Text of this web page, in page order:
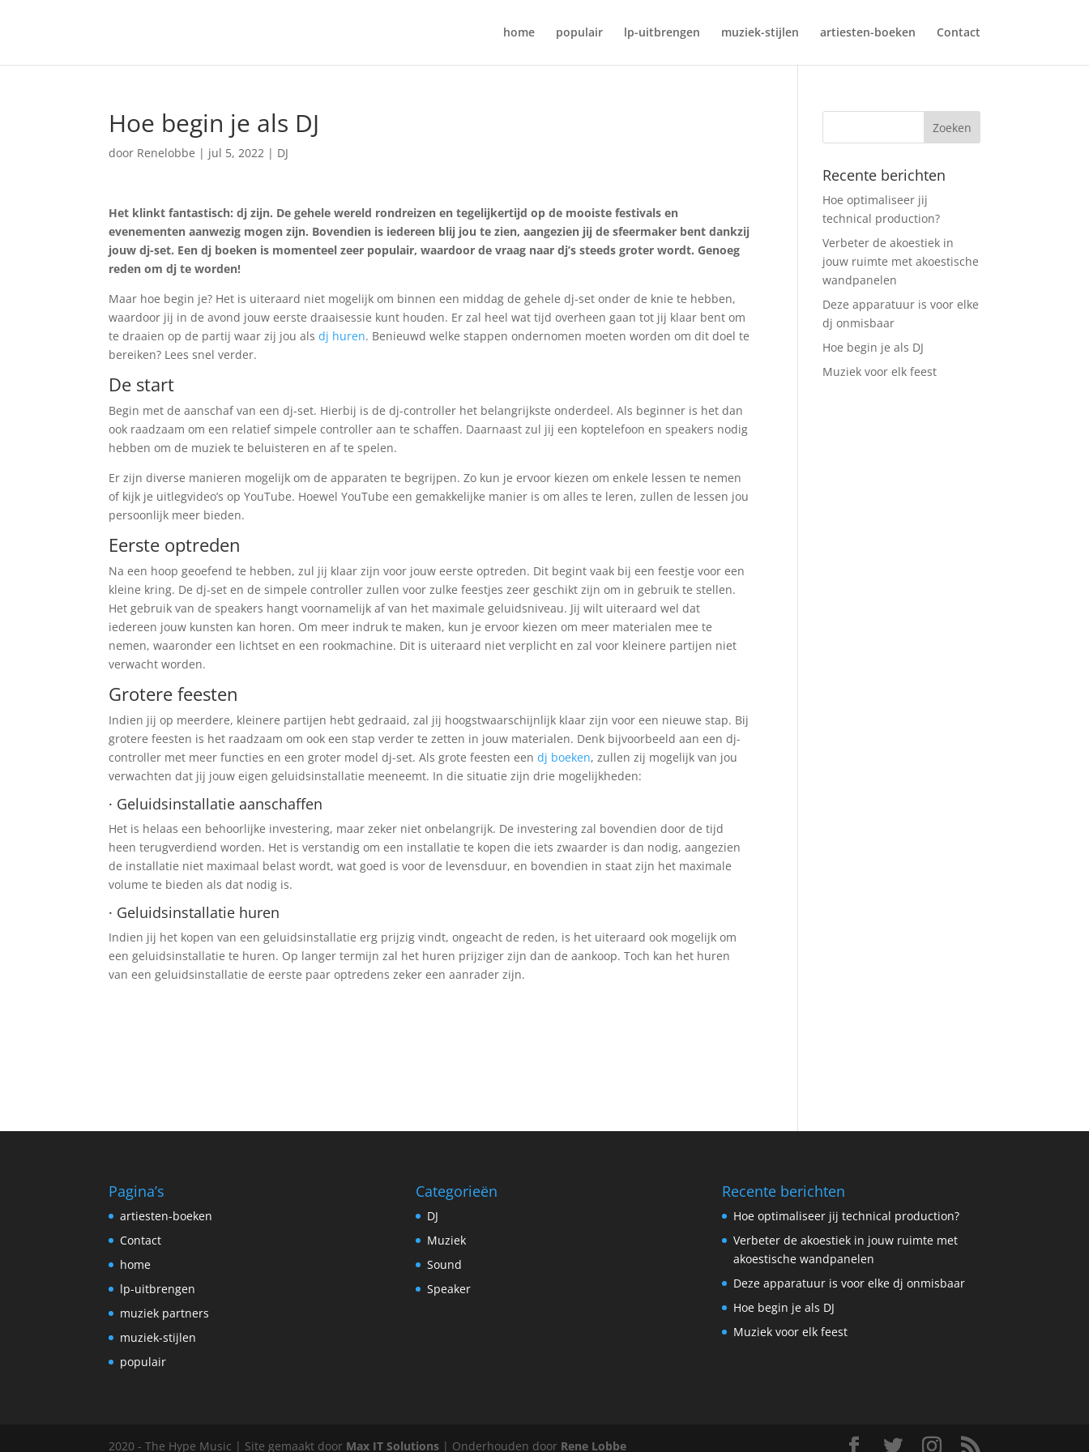
home populair lp-uitbrengen muziek-stijlen artiesten-boeken Contact
Hoe begin je als DJ
door Renelobbe | jul 5, 2022 | DJ
Het klinkt fantastisch: dj zijn. De gehele wereld rondreizen en tegelijkertijd op de mooiste festivals en
evenementen aanwezig mogen zijn. Bovendien is iedereen blij jou te zien, aangezien jij de sfeermaker bent dankzij
jouw dj-set. Een dj boeken is momenteel zeer populair, waardoor de vraag naar dj’s steeds groter wordt. Genoeg
reden om dj te worden!
Maar hoe begin je? Het is uiteraard niet mogelijk om binnen een middag de gehele dj-set onder de knie te hebben,
waardoor jij in de avond jouw eerste draaisessie kunt houden. Er zal heel wat tijd overheen gaan tot jij klaar bent om
te draaien op de partij waar zij jou alsdj huren. Benieuwd welke stappen ondernomen moeten worden om dit doel te
bereiken? Lees snel verder.
De start
Begin met de aanschaf van een dj-set. Hierbij is de dj-controller het belangrijkste onderdeel. Als beginner is het dan
ook raadzaam om een relatief simpele controller aan te schaffen. Daarnaast zul jij een koptelefoon en speakers nodig
hebben om de muziek te beluisteren en af te spelen.
Er zijn diverse manieren mogelijk om de apparaten te begrijpen. Zo kun je ervoor kiezen om enkele lessen te nemen
of kijk je uitlegvideo’s op YouTube. Hoewel YouTube een gemakkelijke manier is om alles te leren, zullen de lessen jou
persoonlijk meer bieden.
Eerste optreden
Na een hoop geoefend te hebben, zul jij klaar zijn voor jouw eerste optreden. Dit begint vaak bij een feestje voor een
kleine kring. De dj-set en de simpele controller zullen voor zulke feestjes zeer geschikt zijn om in gebruik te stellen.
Het gebruik van de speakers hangt voornamelijk af van het maximale geluidsniveau. Jij wilt uiteraard wel dat
iedereen jouw kunsten kan horen. Om meer indruk te maken, kun je ervoor kiezen om meer materialen mee te
nemen, waaronder een lichtset en een rookmachine. Dit is uiteraard niet verplicht en zal voor kleinere partijen niet
verwacht worden.
Grotere feesten
Indien jij op meerdere, kleinere partijen hebt gedraaid, zal jij hoogstwaarschijnlijk klaar zijn voor een nieuwe stap. Bij
grotere feesten is het raadzaam om ook een stap verder te zetten in jouw materialen. Denk bijvoorbeeld aan een dj-
controller met meer functies en een groter model dj-set. Als grote feesten eendj boeken, zullen zij mogelijk van jou
verwachten dat jij jouw eigen geluidsinstallatie meeneemt. In die situatie zijn drie mogelijkheden:
· Geluidsinstallatie aanschaffen
Het is helaas een behoorlijke investering, maar zeker niet onbelangrijk. De investering zal bovendien door de tijd
heen terugverdiend worden. Het is verstandig om een installatie te kopen die iets zwaarder is dan nodig, aangezien
de installatie niet maximaal belast wordt, wat goed is voor de levensduur, en bovendien in staat zijn het maximale
volume te bieden als dat nodig is.
· Geluidsinstallatie huren
Indien jij het kopen van een geluidsinstallatie erg prijzig vindt, ongeacht de reden, is het uiteraard ook mogelijk om
een geluidsinstallatie te huren. Op langer termijn zal het huren prijziger zijn dan de aankoop. Toch kan het huren
van een geluidsinstallatie de eerste paar optredens zeker een aanrader zijn.
Recente berichten
Hoe optimaliseer jij
technical production?
Verbeter de akoestiek in
jouw ruimte met akoestische
wandpanelen
Deze apparatuur is voor elke
dj onmisbaar
Hoe begin je als DJ
Muziek voor elk feest
Pagina’s
artiesten-boeken
Contact
home
lp-uitbrengen
muziek partners
muziek-stijlen
populair
Categorieën
DJ
Muziek
Sound
Speaker
Recente berichten
Hoe optimaliseer jij technical production?
Verbeter de akoestiek in jouw ruimte met
akoestische wandpanelen
Deze apparatuur is voor elke dj onmisbaar
Hoe begin je als DJ
Muziek voor elk feest
2020 - The Hype Music | Site gemaakt door Max IT Solutions | Onderhouden door Rene Lobbe